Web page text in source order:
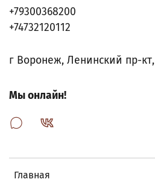
Главная
+79300368200
+74732120112
г Воронеж, Ленинский пр-
Мы онлайн!